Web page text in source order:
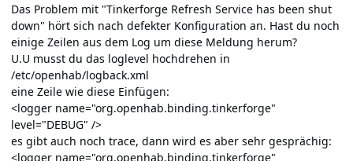
Das Problem mit "Tinkerforge Refresh Service has been shut
down" hört sich nach defekter Konfiguration an. Hast du noch
einige Zeilen aus dem Log um diese Meldung herum?
U.U musst du das loglevel hochdrehen in
/etc/openhab/logback.xml
eine Zeile wie diese Einfügen:
<logger name="org.openhab.binding.tinkerforge"
level="DEBUG" />
es gibt auch noch trace, dann wird es aber sehr gesprächig:
<logger name="org.openhab.binding.tinkerforge"